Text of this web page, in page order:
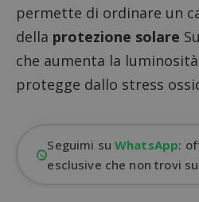
permette di ordinare un
della protezione solare
che aumenta la
protegge dallo stress
Seguimi suWhatsApp:
esclusive che non trovi